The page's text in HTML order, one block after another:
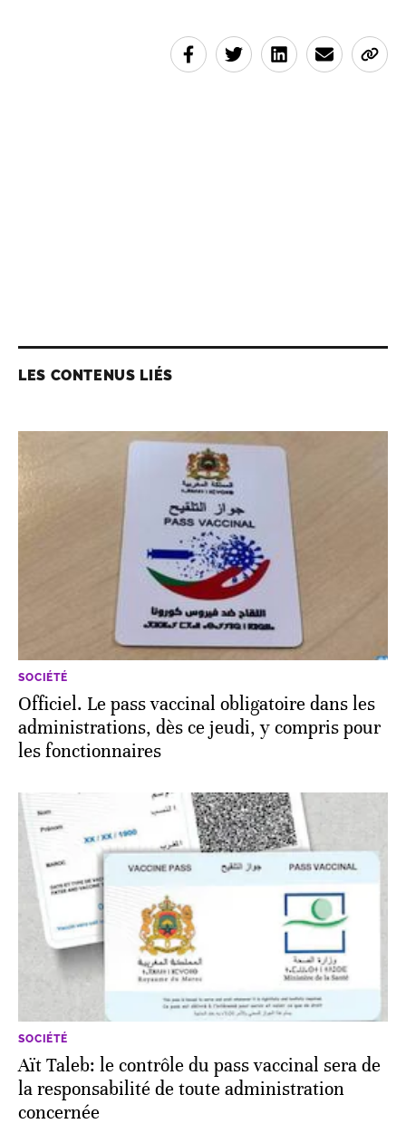
LES CONTENUS LIÉS
SOCIÉTÉ
Officiel. Le pass vaccinal obligatoire dans les
administrations, dès ce jeudi, y compris pour
les fonctionnaires
SOCIÉTÉ
Aït Taleb: le contrôle du pass vaccinal sera de
la responsabilité de toute administration
concernée